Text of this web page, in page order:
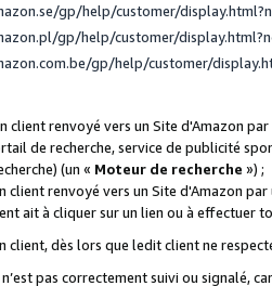
gp/help/customer/
gp/help/customer/
gp/help/customer/
client renvoyé vers un Site d'Amazon
de recherche, service de publicité
(un « Moteur de recherche ») ;
client renvoyé vers un Site d'Amazon
ait à cliquer sur un lien ou à
dès lors que ledit client ne
pas correctement suivi ou signalé,